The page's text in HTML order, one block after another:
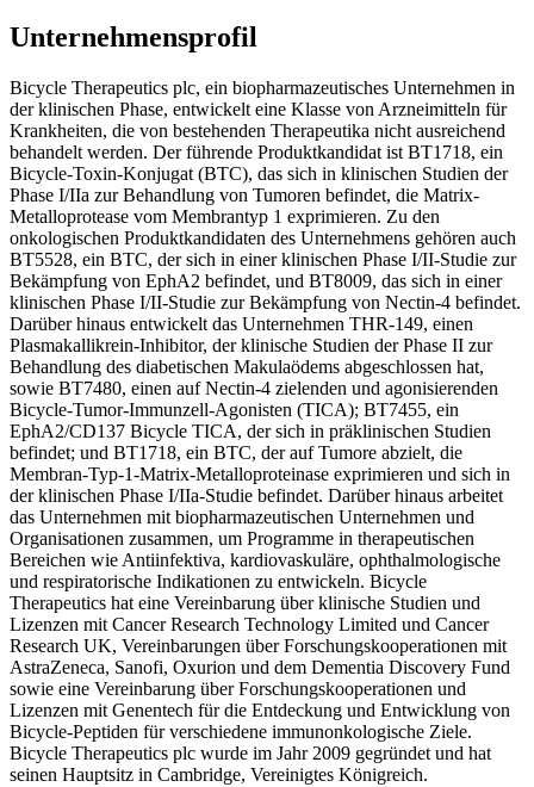
Unternehmensprofil
Bicycle Therapeutics plc, ein biopharmazeutisches Unternehmen in
der klinischen Phase, entwickelt eine Klasse von Arzneimitteln für
Krankheiten, die von bestehenden Therapeutika nicht ausreichend
behandelt werden. Der führende Produktkandidat ist BT1718, ein
Bicycle-Toxin-Konjugat (BTC), das sich in klinischen Studien der
Phase I/IIa zur Behandlung von Tumoren befindet, die Matrix-
Metalloprotease vom Membrantyp 1 exprimieren. Zu den
onkologischen Produktkandidaten des Unternehmens gehören auch
BT5528, ein BTC, der sich in einer klinischen Phase I/II-Studie zur
Bekämpfung von EphA2 befindet, und BT8009, das sich in einer
klinischen Phase I/II-Studie zur Bekämpfung von Nectin-4 befindet.
Darüber hinaus entwickelt das Unternehmen THR-149, einen
Plasmakallikrein-Inhibitor, der klinische Studien der Phase II zur
Behandlung des diabetischen Makulaödems abgeschlossen hat,
sowie BT7480, einen auf Nectin-4 zielenden und agonisierenden
Bicycle-Tumor-Immunzell-Agonisten (TICA); BT7455, ein
EphA2/CD137 Bicycle TICA, der sich in präklinischen Studien
befindet; und BT1718, ein BTC, der auf Tumore abzielt, die
Membran-Typ-1-Matrix-Metalloproteinase exprimieren und sich in
der klinischen Phase I/IIa-Studie befindet. Darüber hinaus arbeitet
das Unternehmen mit biopharmazeutischen Unternehmen und
Organisationen zusammen, um Programme in therapeutischen
Bereichen wie Antiinfektiva, kardiovaskuläre, ophthalmologische
und respiratorische Indikationen zu entwickeln. Bicycle
Therapeutics hat eine Vereinbarung über klinische Studien und
Lizenzen mit Cancer Research Technology Limited und Cancer
Research UK, Vereinbarungen über Forschungskooperationen mit
AstraZeneca, Sanofi, Oxurion und dem Dementia Discovery Fund
sowie eine Vereinbarung über Forschungskooperationen und
Lizenzen mit Genentech für die Entdeckung und Entwicklung von
Bicycle-Peptiden für verschiedene immunonkologische Ziele.
Bicycle Therapeutics plc wurde im Jahr 2009 gegründet und hat
seinen Hauptsitz in Cambridge, Vereinigtes Königreich.